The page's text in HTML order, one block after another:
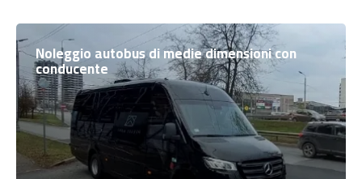
Noleggio autobus di medie dimensioni con
conducente